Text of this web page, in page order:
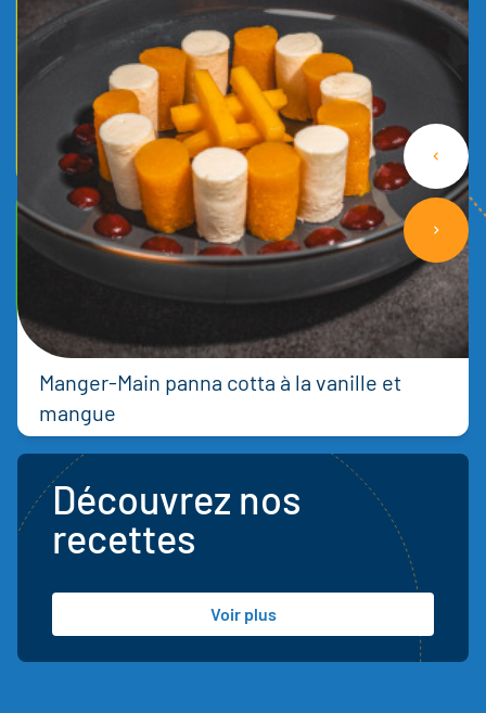
Découvrez nos
recettes
Voir plus
Manger-Main panna cotta à la vanille et
mangue